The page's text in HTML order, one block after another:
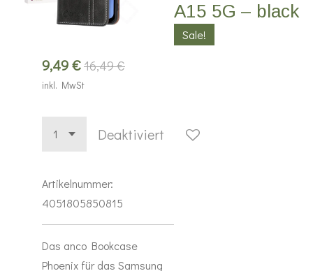
A15 5G – black
Sale!
9,49 €16,49 €
inkl. MwSt
Deaktiviert
Artikelnummer:
4051805850815
Das anco Bookcase
Phoenix für das Samsung